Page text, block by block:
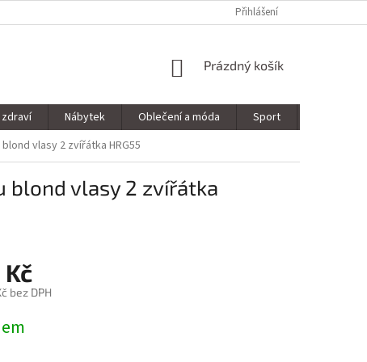
Přihlášení
NÁKUPNÍ
Prázdný košík
Nábytek Oblečení a móda Sport
vlasy 2 zvířátka HRG55
blond vlasy 2 zvířátka
bez DPH